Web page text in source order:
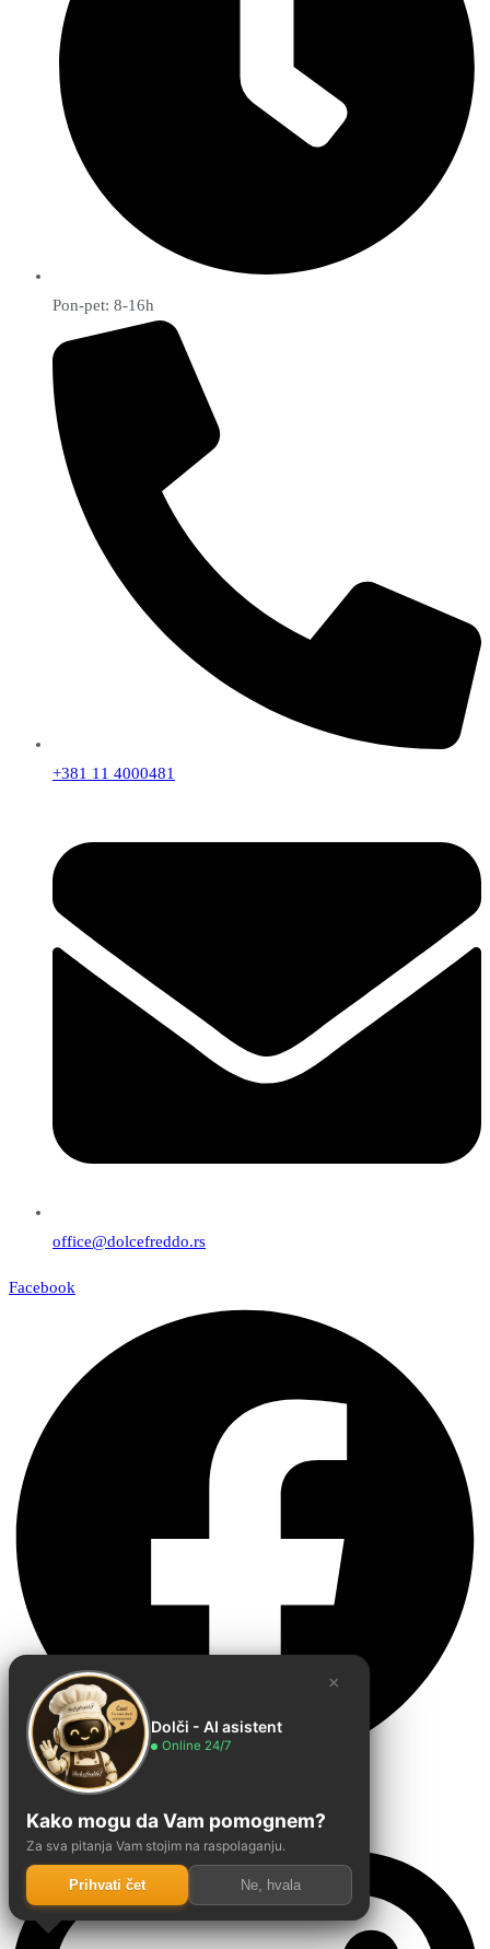
Pon-pet: 8-16h
+381 11 4000481
office@dolcefreddo.rs
Facebook
Instagram
×
Dolči - AI asistent
Online 24/7
Kako mogu da Vam pomognem?
Za sva pitanja Vam stojim na raspolaganju.
Prihvati čet Ne, hvala